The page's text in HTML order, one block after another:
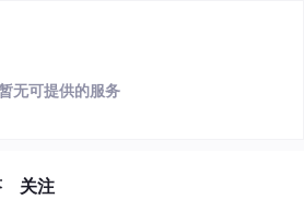
无可提供的服务
关注